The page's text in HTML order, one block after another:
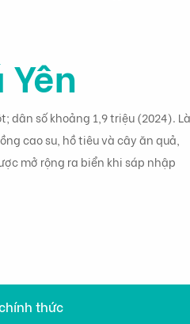
dân số khoảng 1,9 triệu (2024). Là
cao su, hồ tiêu và cây ăn quả,
mở rộng ra biển khi sáp nhập
thức